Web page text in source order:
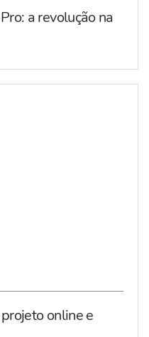
a revolução na
online e